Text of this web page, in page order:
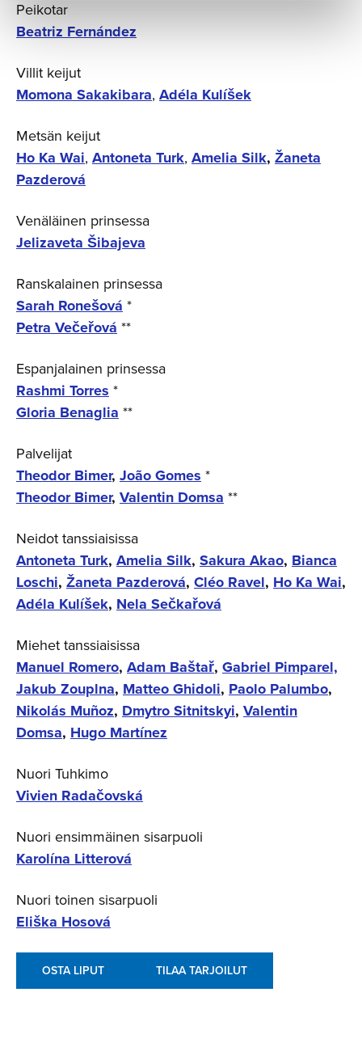
Peikotar
Beatriz Fernández
Villit keijut
Momona Sakakibara, Adéla Kulíšek
Metsän keijut
Ho Ka Wai, Antoneta Turk, Amelia Silk, Žaneta
Pazderová
Venäläinen prinsessa
Jelizaveta Šibajeva
Ranskalainen prinsessa
Sarah Ronešová *
Petra Večeřová **
Espanjalainen prinsessa
Rashmi Torres *
Gloria Benaglia **
Palvelijat
Theodor Bimer, João Gomes *
Theodor Bimer, Valentin Domsa **
Neidot tanssiaisissa
Antoneta Turk, Amelia Silk, Sakura Akao, Bianca
Loschi, Žaneta Pazderová, Cléo Ravel, Ho Ka Wai,
Adéla Kulíšek, Nela Sečkařová
Miehet tanssiaisissa
Manuel Romero, Adam Baštař, Gabriel Pimparel,
Jakub Zouplna, Matteo Ghidoli, Paolo Palumbo,
Nikolás Muñoz, Dmytro Sitnitskyi, Valentin
Domsa, Hugo Martínez
Nuori Tuhkimo
Vivien Radačovská
Nuori ensimmäinen sisarpuoli
Karolína Litterová
Nuori toinen sisarpuoli
Eliška Hosová
OSTA LIPUT TILAA TARJOILUT